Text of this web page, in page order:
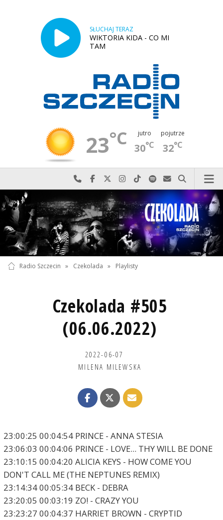
SŁUCHAJ TERAZ
WIKTORIA KIDA - CO MI
TAM
23°C jutro
30°C
pojutrze
32°C
Najlepiej po prostu do nas zadzwoń
Odwiedź nas na Facebook-u
Odwiedź nas na X
Odwiedź nas na Instagram-ie
Odwiedź nas na TikTok-u
Szukaj nas na Spotify
Wyślij do nas
Szukaj
Radio Szczecin » Czekolada » Playlisty
Czekolada #505
(06.06.2022)
2022-06-07
MILENA MILEWSKA
23:00:25 00:04:54 PRINCE - ANNA STESIA
23:06:03 00:04:06 PRINCE - LOVE... THY WILL BE DONE
23:10:15 00:04:20 ALICIA KEYS - HOW COME YOU
DON'T CALL ME (THE NEPTUNES REMIX)
23:14:34 00:05:34 BECK - DEBRA
23:20:05 00:03:19 ZO! - CRAZY YOU
23:23:27 00:04:37 HARRIET BROWN - CRYPTID